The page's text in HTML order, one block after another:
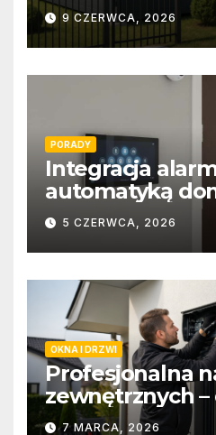
9 CZERWCA, 2026
PORADY
Integracja
automatyką
wygoda i
5 CZERWCA, 2026
OKNA I DRZWI
Profesjonalna
zewnętrznych –
warto zlecić ją
7 MARCA, 2026